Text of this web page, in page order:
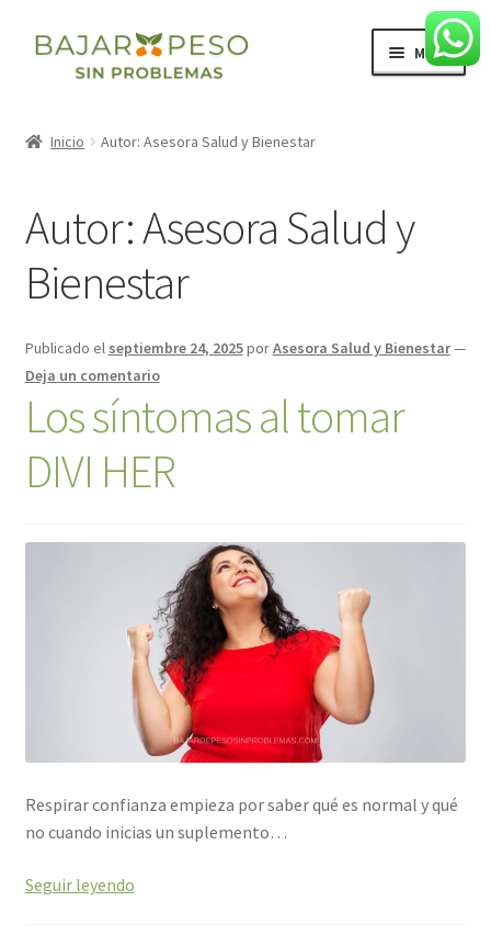
IrIr
Menú
Productos
Domicilios
hijo
Inicio Autor: Asesora Salud y Bienestar
Autor:Asesora Salud y
Bienestar
Publicado el septiembre 24, 2025porAsesora Salud y Bienestar—
Deja un comentario
Los síntomas al tomar
DIVI HER
Respirar confianza empieza por saber qué es normal y qué
no cuando inicias un suplemento…
Seguir leyendo